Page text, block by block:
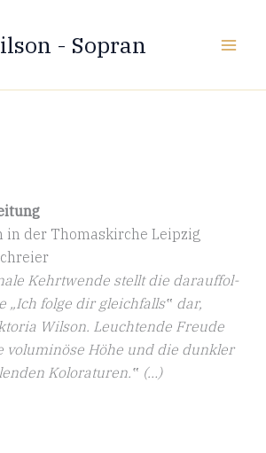
- Sopran
in der Thomas­kirche Leipzig
Kehrt­wende stellt die darauf­fol­
„Ich folge dir gleich­falls‟ dar,
Wilson. Leuch­tende Freude
voluminöse Höhe und die dunkler
Koloraturen.‟ (…)